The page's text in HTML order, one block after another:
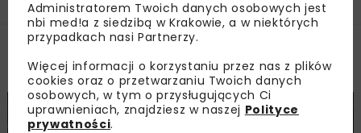
Filmy
DROGI KOLEJ MOSTY FILMY WIADOMOŚCI
Administratorem Twoich danych osobowych jest
nbi med!a z siedzibą w Krakowie, a w niektórych
przypadkach nasi Partnerzy.
Więcej informacji o korzystaniu przez nas z plików
cookies oraz o przetwarzaniu Twoich danych
osobowych, w tym o przysługujących Ci
uprawnieniach, znajdziesz w naszej Polityce
prywatności.